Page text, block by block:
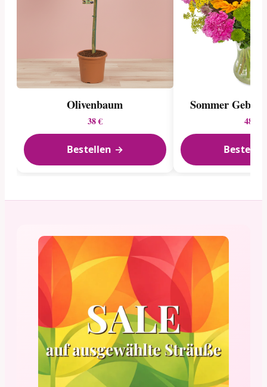
Olivenbaum
38 €
Bestellen →
Sommer
48 €